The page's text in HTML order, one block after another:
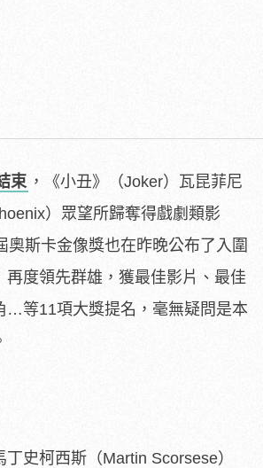
束 ，《小丑》（Joker）瓦昆菲尼
）眾望所歸奪得戲劇類影
奧斯卡金像獎也在昨晚公布了入圍
再度領先群雄，獲最佳影片、最佳
…等11項大獎提名，毫無疑問是本
史柯西斯（Martin Scorsese）